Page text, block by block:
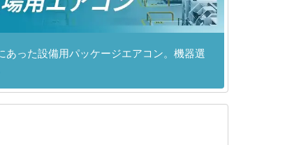
った設備用パッケージエアコン。機器選